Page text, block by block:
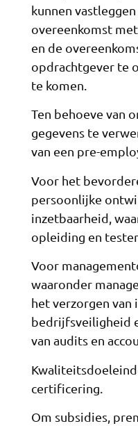
kunnen
overeenkomst
en de
opdrachtgever te
te komen.
Ten behoeve van
gegevens te
van een pre-
Voor het
persoonlijke
inzetbaarheid,
opleiding en
Voor
waaronder
het verzorgen van
bedrijfsveiligheid
van audits en
certificering.
Om subsidies,